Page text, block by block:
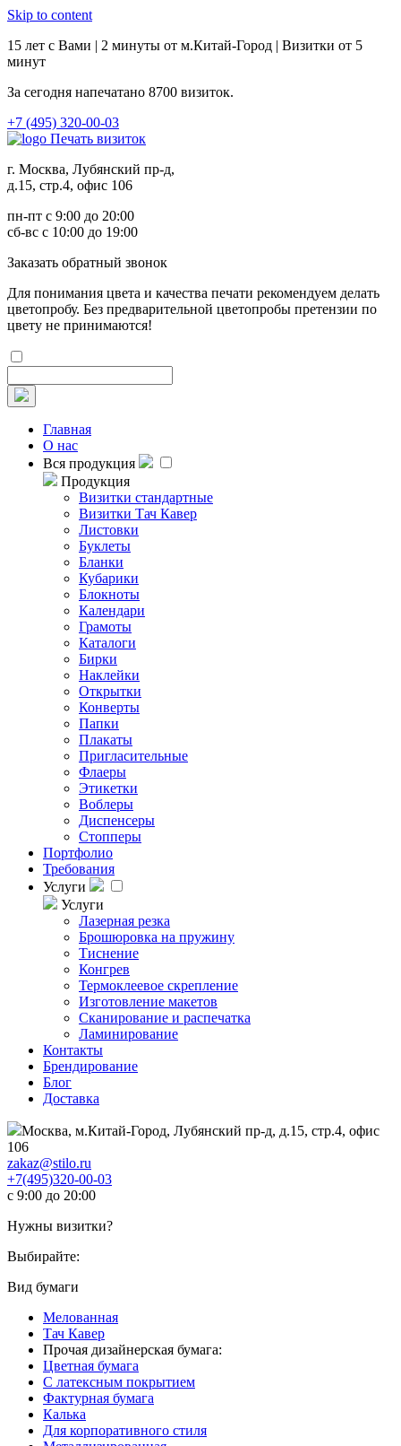
Skip to content
15 лет с Вами | 2 минуты от м.Китай-Город | Визитки от 5
минут
За сегодня напечатано 8700 визиток.
+7 (495) 320-00-03
Печать визиток
г. Москва, Лубянский пр-д,
д.15, стр.4, офис 106
пн-пт с 9:00 до 20:00
сб-вс с 10:00 до 19:00
Заказать обратный звонок
Для понимания цвета и качества печати рекомендуем делать
цветопробу. Без предварительной цветопробы претензии по
цвету не принимаются!
Главная
О нас
Вся продукция
Продукция
Визитки стандартные
Визитки Тач Кавер
Листовки
Буклеты
Бланки
Кубарики
Блокноты
Календари
Грамоты
Каталоги
Бирки
Наклейки
Открытки
Конверты
Папки
Плакаты
Пригласительные
Флаеры
Этикетки
Воблеры
Диспенсеры
Стопперы
Портфолио
Требования
Услуги
Услуги
Лазерная резка
Брошюровка на пружину
Тиснение
Конгрев
Термоклеевое скрепление
Изготовление макетов
Сканирование и распечатка
Ламинирование
Контакты
Брендирование
Блог
Доставка
Москва, м.Китай-Город, Лубянский пр-д, д.15, стр.4, офис
106
zakaz@stilo.ru
+7(495)320-00-03
с 9:00 до 20:00
Нужны визитки?
Выбирайте:
Вид бумаги
Мелованная
Тач Кавер
Прочая дизайнерская бумага:
Цветная бумага
С латексным покрытием
Фактурная бумага
Калька
Для корпоративного стиля